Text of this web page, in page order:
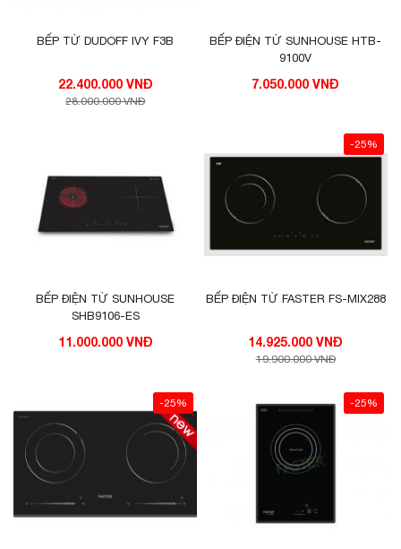
BẾP TỪ DUDOFF IVY F3B
22.400.000 VNĐ
28.000.000 VNĐ
BẾP ĐIỆN TỪ SUNHOUSE HTB-
9100V
7.050.000 VNĐ
BẾP ĐIỆN TỪ SUNHOUSE
SHB9106-ES
11.000.000 VNĐ
-25%
BẾP ĐIỆN TỪ FASTER FS-MIX288
14.925.000 VNĐ
19.900.000 VNĐ
-25% -25%